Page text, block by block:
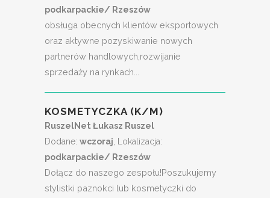
podkarpackie/ Rzeszów
obsługa obecnych klientów eksportowych
oraz aktywne pozyskiwanie nowych
partnerów handlowych,rozwijanie
sprzedaży na rynkach...
KOSMETYCZKA (K/M)
RuszelNet Łukasz Ruszel
Dodane: wczoraj , Lokalizacja:
podkarpackie/ Rzeszów
Dołącz do naszego zespołu!Poszukujemy
stylistki paznokci lub kosmetyczki do